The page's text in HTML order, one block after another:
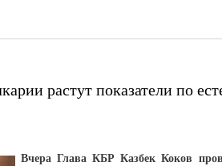
растут показатели по
Вчера Глава КБР Казбек Коков